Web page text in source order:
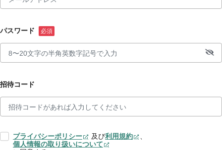
パスワード
招待コード
プライバシーポリシー 及び利用規約
、
個人情報の取り扱いについて